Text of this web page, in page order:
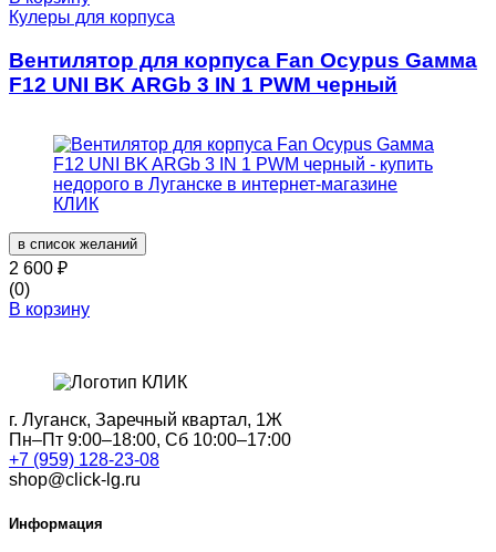
Кулеры для корпуса
Вентилятор для корпуса Fan Ocypus Gaммa
F12 UNI BK ARGb 3 IN 1 PWM черный
в список желаний
2 600 ₽
(0)
В корзину
г. Луганск, Заречный квартал, 1Ж
Пн–Пт 9:00–18:00, Сб 10:00–17:00
+7 (959) 128-23-08
shop@click-lg.ru
Информация